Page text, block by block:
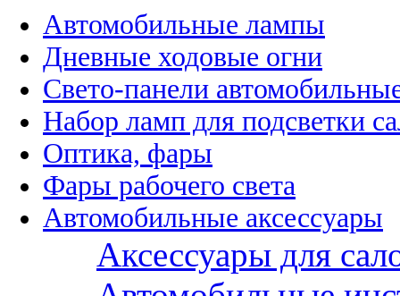
Автомобильные лампы
Дневные ходовые огни
Свето-панели
Набор ламп для подсветки
Оптика, фары
Фары рабочего света
Автомобильные аксессуары
Аксессуары для